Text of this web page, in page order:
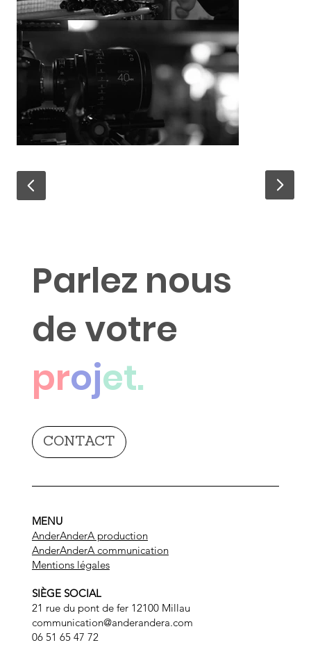
Parlez nous
de votre
projet.
CONTACT
SIÈGE SOCIAL
21 rue du pont de fer 12100 Millau
communication@anderandera.com
06 51 65 47 72
MENU
AnderAnderA production
AnderAnderA communication
Mentions légales